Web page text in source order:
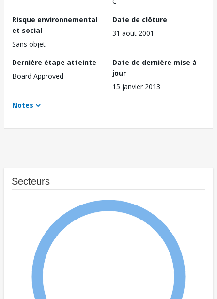
Risque environnemental
et social
Sans objet
Date de clôture
31 août 2001
Dernière étape atteinte
Board Approved
Date de dernière mise à
jour
15 janvier 2013
Notes
Secteurs